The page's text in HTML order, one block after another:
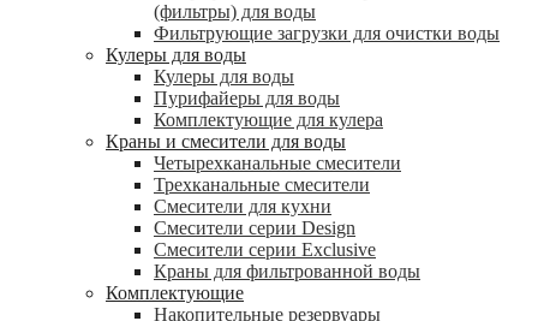
(фильтры) для воды
Фильтрующие загрузки для очистки воды
Кулеры для воды
Кулеры для воды
Пурифайеры для воды
Комплектующие для кулера
Краны и смесители для воды
Четырехканальные смесители
Трехканальные смесители
Смесители для кухни
Смесители серии Design
Смесители серии Exclusive
Краны для фильтрованной воды
Комплектующие
Накопительные резервуары